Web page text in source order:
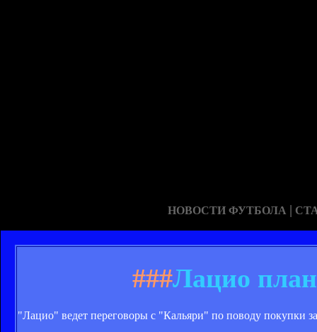
НОВОСТИ ФУТБОЛА |
###Лацио
"Лацио" ведет переговоры с "Кальяри" по поводу покупки